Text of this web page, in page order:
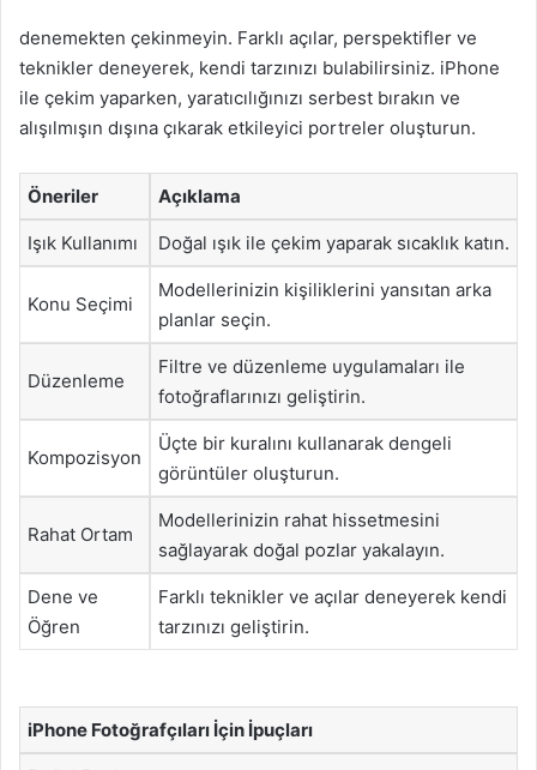
denemekten çekinmeyin. Farklı açılar, perspektifler ve
teknikler deneyerek, kendi tarzınızı bulabilirsiniz. iPhone
ile çekim yaparken, yaratıcılığınızı serbest bırakın ve
alışılmışın dışına çıkarak etkileyici portreler oluşturun.
Öneriler Açıklama
Işık Kullanımı Doğal ışık ile çekim yaparak sıcaklık katın.
Konu Seçimi
Modellerinizin kişiliklerini yansıtan arka
planlar seçin.
Düzenleme
Filtre ve düzenleme uygulamaları ile
fotoğraflarınızı geliştirin.
Kompozisyon
Üçte bir kuralını kullanarak dengeli
görüntüler oluşturun.
Rahat Ortam
Modellerinizin rahat hissetmesini
sağlayarak doğal pozlar yakalayın.
Dene ve
Öğren
Farklı teknikler ve açılar deneyerek kendi
tarzınızı geliştirin.
iPhone Fotoğrafçıları İçin İpuçları